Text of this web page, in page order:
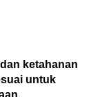
ketahanan
untuk